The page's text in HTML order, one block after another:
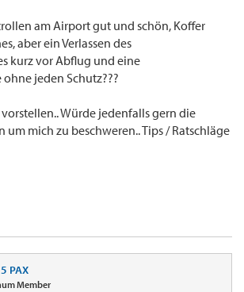
am Airport gut und schön, Koffer
aber ein Verlassen des
kurz vor Abflug und eine
jeden Schutz???
Würde jedenfalls gern die
um mich zu beschweren.. Tips / Ratschläge
PAX
Member